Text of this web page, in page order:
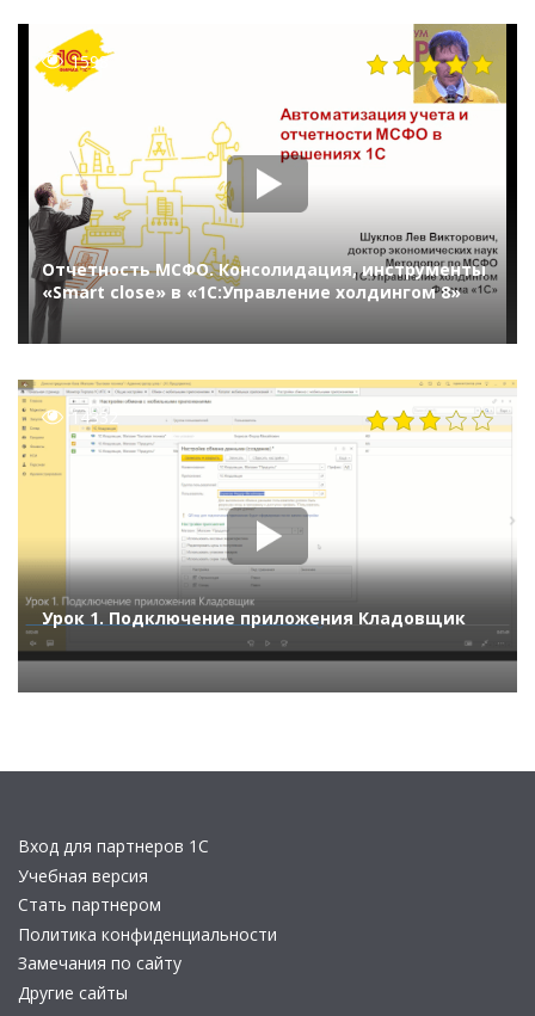
1598
Отчетность МСФО. Консолидация, инструменты
«Smart close» в «1С:Управление холдингом 8»
14332
Урок 1. Подключение приложения Кладовщик
Вход для партнеров 1С
Учебная версия
Стать партнером
Политика конфиденциальности
Замечания по сайту
Другие сайты